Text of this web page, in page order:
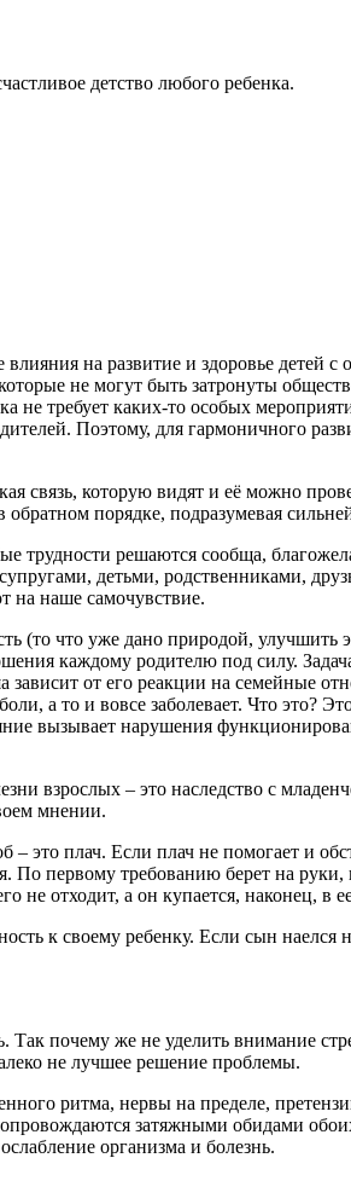
детство любого ребенка.
на развитие и здоровье детей
не могут быть затронуты
не требует каких-то особых
Поэтому, для гармоничного
связь, которую видят и её можно
порядке, подразумевая
решаются сообща,
детьми, родственниками,
на наше самочувствие.
(то что уже дано природой, улучшить
каждому родителю под силу.
от его реакции на семейные
а то и вовсе заболевает. Что это?
вызывает нарушения
взрослых – это наследство с
мнении.
это плач. Если плач не помогает и
По первому требованию берет на руки,
не отходит, а он купается, наконец, в
к своему ребенку. Если сын наелся
почему же не уделить внимание
не лучшее решение проблемы.
ритма, нервы на пределе,
затяжными обидами
организма и болезнь.